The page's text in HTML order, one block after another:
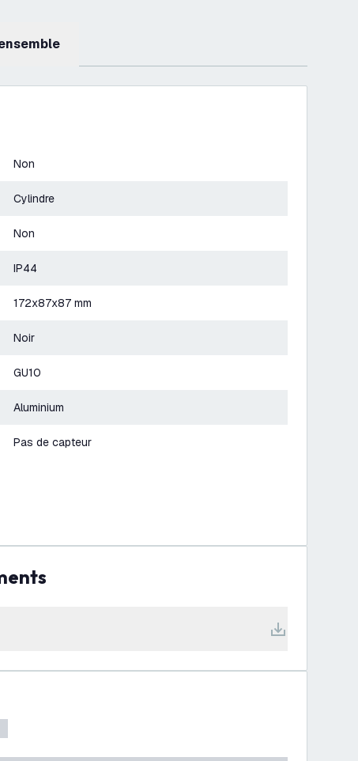
Non
Cylindre
Non
IP44
172x87x87 mm
Noir
GU10
Aluminium
Pas de capteur